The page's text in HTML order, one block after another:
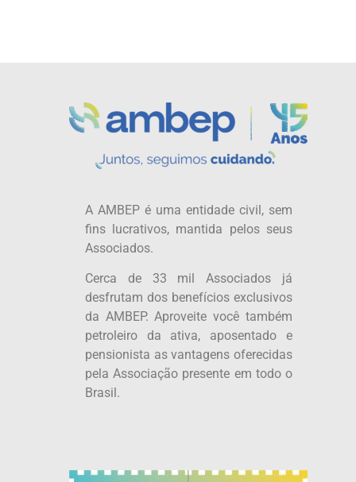
A AMBEP é uma entidade civil, sem
fins lucrativos, mantida pelos seus
Associados.
Cerca de 33 mil Associados já
desfrutam dos benefícios exclusivos
da AMBEP. Aproveite você também
petroleiro da ativa, aposentado e
pensionista as vantagens oferecidas
pela Associação presente em todo o
Brasil.